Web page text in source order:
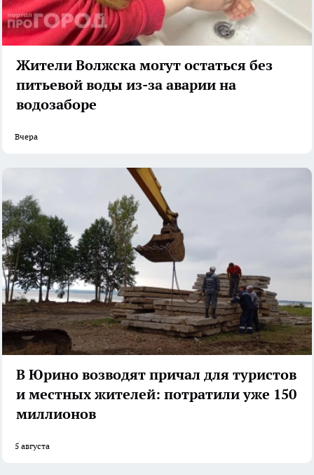
Жители Волжска могут остаться без
питьевой воды из-за аварии на
водозаборе
Вчера
В Юрино возводят причал для туристов
и местных жителей: потратили уже 150
миллионов
5 августа